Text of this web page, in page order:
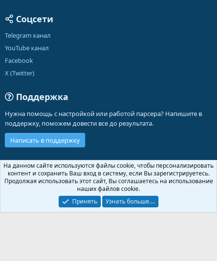
Соцсети
Telegram канал
YouTube канал
Facebook
X (Twitter)
Поддержка
Нужна помощь с настройкой или работой парсера? Напишите в
поддержку, поможем довести все до результата.
Написать в поддержку
Russian (RU)
Обратная связь
Условия и правила
Политика конфиденциальности
Помощь
Community platform by XenForo ® © 2010-2026 XenForo Ltd.
На данном сайте используются файлы cookie, чтобы персонализировать
контент и сохранить Ваш вход в систему, если Вы зарегистрируетесь.
Продолжая использовать этот сайт, Вы соглашаетесь на использование
наших файлов cookie.
Принять
Узнать больше.…